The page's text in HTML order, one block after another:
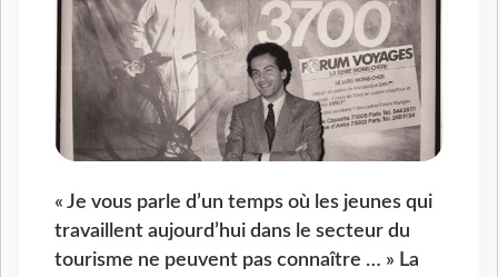
« Je vous parle d’un temps où les jeunes qui
travaillent aujourd’hui dans le secteur du
tourisme ne peuvent pas connaître … » La